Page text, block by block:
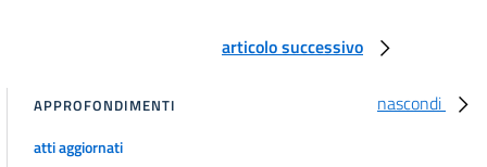
articolo successivo
nascondi
APPROFONDIMENTI
atti aggiornati